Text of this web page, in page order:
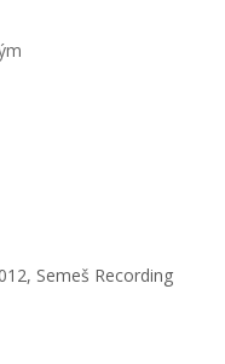
Semeš Recording